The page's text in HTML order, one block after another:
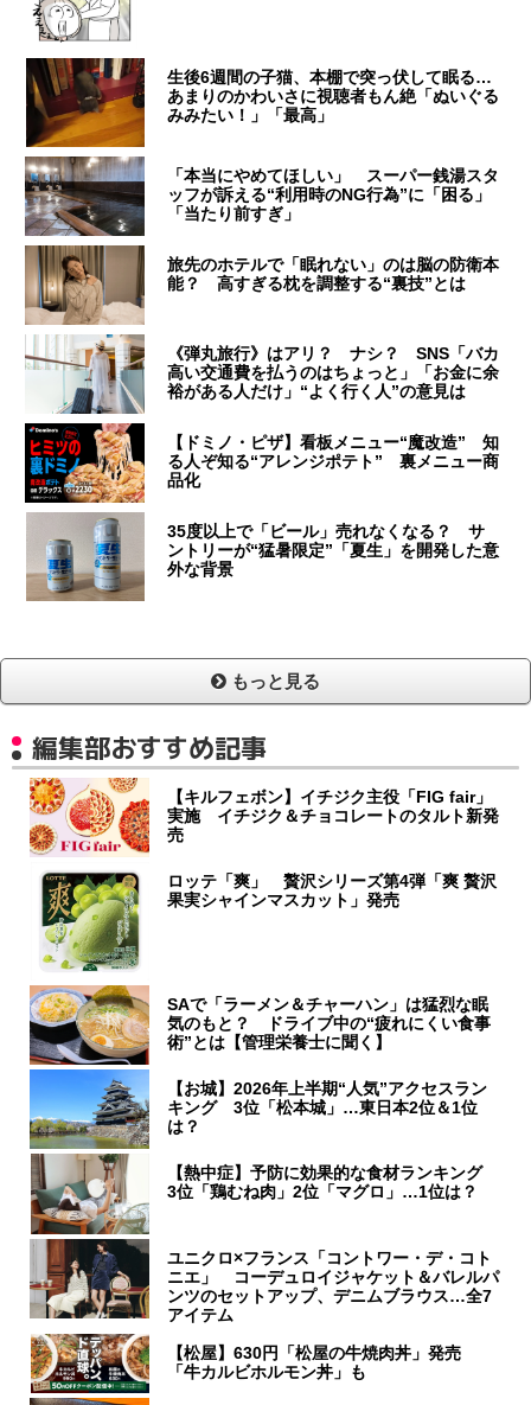
生後6週間の子猫、本棚で突っ伏して眠る…
あまりのかわいさに視聴者もん絶「ぬいぐる
みみたい！」「最高」
「本当にやめてほしい」 スーパー銭湯スタ
ッフが訴える“利用時のNG行為”に「困る」
「当たり前すぎ」
旅先のホテルで「眠れない」のは脳の防衛本
能？ 高すぎる枕を調整する“裏技”とは
《弾丸旅行》はアリ？ ナシ？ SNS「バカ
高い交通費を払うのはちょっと」「お金に余
裕がある人だけ」“よく行く人”の意見は
【ドミノ・ピザ】看板メニュー“魔改造” 知
る人ぞ知る“アレンジポテト” 裏メニュー商
品化
35度以上で「ビール」売れなくなる？ サ
ントリーが“猛暑限定”「夏生」を開発した意
外な背景
もっと見る
編集部おすすめ記事
【キルフェボン】イチジク主役「FIG fair」
実施 イチジク＆チョコレートのタルト新発
売
ロッテ「爽」 贅沢シリーズ第4弾「爽 贅沢
果実シャインマスカット」発売
SAで「ラーメン＆チャーハン」は猛烈な眠
気のもと？ ドライブ中の“疲れにくい食事
術”とは【管理栄養士に聞く】
【お城】2026年上半期“人気”アクセスラン
キング 3位「松本城」…東日本2位＆1位
は？
【熱中症】予防に効果的な食材ランキング
3位「鶏むね肉」2位「マグロ」…1位は？
ユニクロ×フランス「コントワー・デ・コト
ニエ」 コーデュロイジャケット＆バレルパ
ンツのセットアップ、デニムブラウス…全7
アイテム
【松屋】630円「松屋の牛焼肉丼」発売
「牛カルビホルモン丼」も